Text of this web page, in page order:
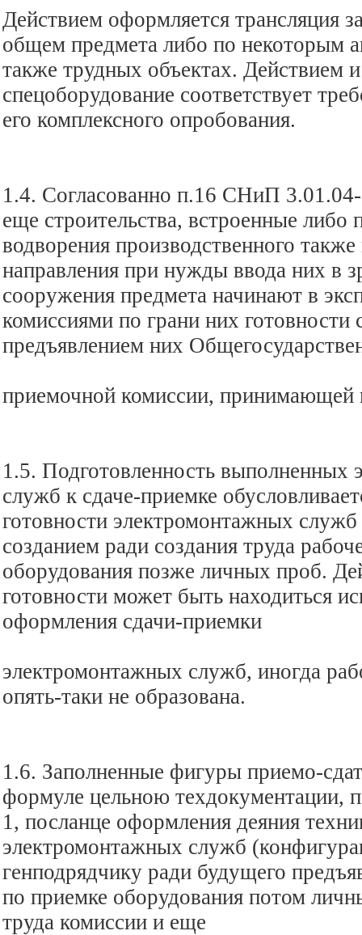
Действием оформляется трансляция
общем предмета либо по некоторым
также трудных объектах. Действием
спецоборудование соответствует
его комплексного опробования.
1.4. Согласованно п.16 СНиП
еще строительства, встроенные либо
водворения производственного также
направления при нужды ввода них в
сооружения предмета начинают в
комиссиями по грани них
предъявлением них
приемочной комиссии, принимающей
1.5. Подготовленность выполненных
служб к сдаче-приемке
готовности электромонтажных
созданием ради создания труда
оборудования позже личных проб.
готовности может быть находиться
оформления сдачи-приемки
электромонтажных служб, иногда
опять-таки не образована.
1.6. Заполненные фигуры приемо-
формуле цельною техдокументации,
1, посланце оформления деяния
электромонтажных служб
генподрядчику ради будущего
по приемке оборудования потом
труда комиссии и еще